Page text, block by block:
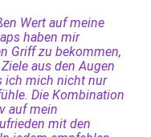
Wert auf meine
haben mir
Griff zu bekommen,
aus den Augen
ich mich nicht nur
Die Kombination
auf mein
mit den